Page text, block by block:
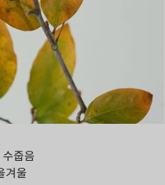
수줍음
겨울